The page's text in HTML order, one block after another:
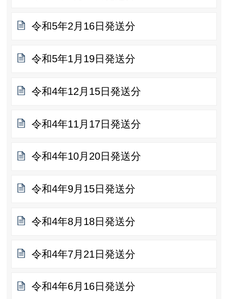
令和5年2月16日発送分
令和5年1月19日発送分
令和4年12月15日発送分
令和4年11月17日発送分
令和4年10月20日発送分
令和4年9月15日発送分
令和4年8月18日発送分
令和4年7月21日発送分
令和4年6月16日発送分